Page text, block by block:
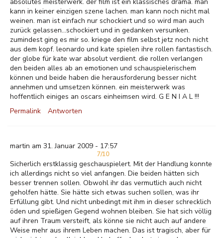
kann in keiner einzigen szene lachen. man kann noch nicht mal
weinen. man ist einfach nur schockiert und so wird man auch
zurück gelassen...schockiert und in gedanken versunken.
zumindest ging es mir so. kriege den film selbst jetz noch nicht
aus dem kopf. leonardo und kate spielen ihre rollen fantastisch.
der globe für kate war absolut verdient. die rollen verlangen
den beiden alles ab an emotionen und schauspielerischem
können und beide haben die herausforderung besser nicht
annehmen und umsetzen können. ein meisterwerk was
hoffentlich einiges an oscars einheimsen wird. G E N I A L !!!
Permalink
Antworten
martin am 31. Januar 2009 - 17:57
7/10
Sicherlich erstklassig geschauspielert. Mit der Handlung konnte
ich allerdings nicht so viel anfangen. Die beiden hätten sich
besser trennen sollen. Obwohl ihr das vermutlich auch nicht
geholfen hätte. Sie hätte sich etwas suchen sollen, was ihr
Erfüllung gibt. Und nicht unbedingt mit ihm in dieser schrecklich
öden und spießigen Gegend wohnen bleiben. Sie hat sich völlig
auf ihren Traum versteift, als könne sie nicht auch auf andere
Weise mehr aus ihrem Leben machen. Das ist tragisch, aber für